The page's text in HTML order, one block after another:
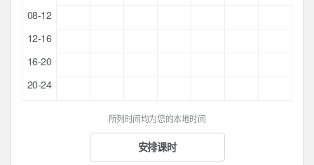
08-12
12-16
16-20
20-24
所列时间均为您的本地时间
安排课时